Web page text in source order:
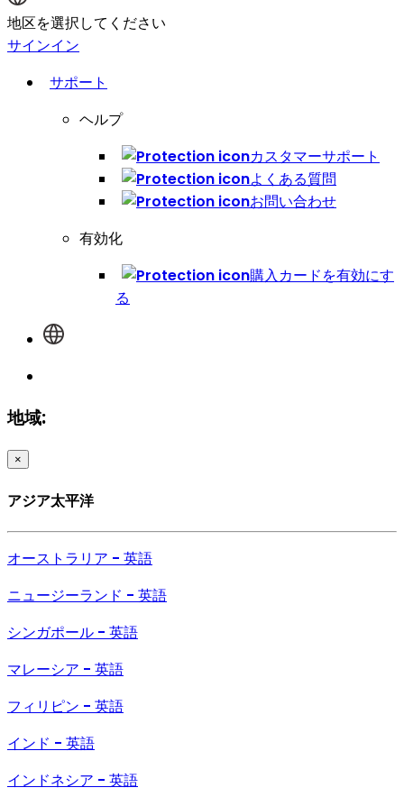
地区を選択してください
サインイン
サポート
ヘルプ
カスタマーサポート
よくある質問
お問い合わせ
有効化
購入カードを有効にす
る
地域:
×
アジア太平洋
オーストラリア - 英語
ニュージーランド - 英語
シンガポール - 英語
マレーシア - 英語
フィリピン - 英語
インド - 英語
インドネシア - 英語